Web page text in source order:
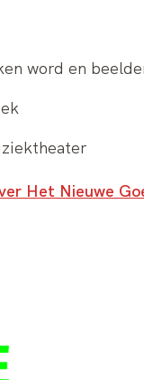
word en
Het Nieuwe